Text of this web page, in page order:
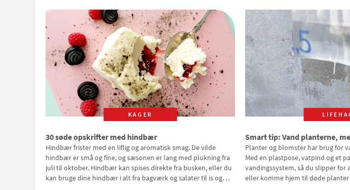
KAGER
30 søde opskrifter med hindbær
Hindbær frister med en liflig og aromatisk smag. De vilde
hindbær er små og fine, og sæsonen er lang med plukning fra
juli til oktober. Hindbær kan spises direkte fra busken, eller du
kan bruge dine hindbær i alt fra bagværk og salater til is og
Smart tip: Vand planterne,
Planter og blomster har brug for
Med en plastpose, vatpind og et
vandingssystem, så du slipper for
eller komme hjem til døde planter